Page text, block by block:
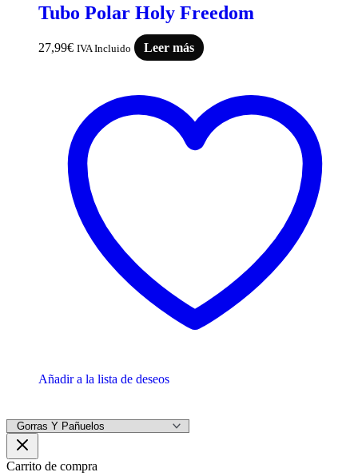
Tubo Polar Holy Freedom
27,99€ IVA Incluido Leer más
Añadir a la lista de deseos
Carrito de compra